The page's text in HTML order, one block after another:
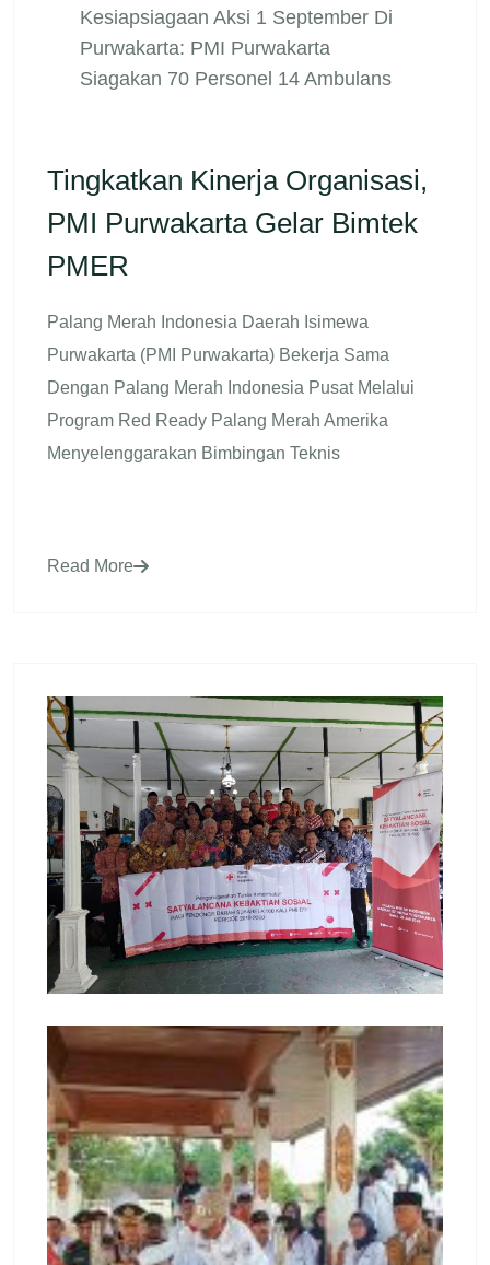
Kesiapsiagaan Aksi 1 September Di
Purwakarta: PMI Purwakarta
Siagakan 70 Personel 14 Ambulans
Tingkatkan Kinerja Organisasi,
PMI Purwakarta Gelar Bimtek
PMER
Palang Merah Indonesia Daerah Isimewa
Purwakarta (PMI Purwakarta) Bekerja Sama
Dengan Palang Merah Indonesia Pusat Melalui
Program Red Ready Palang Merah Amerika
Menyelenggarakan Bimbingan Teknis
Read More